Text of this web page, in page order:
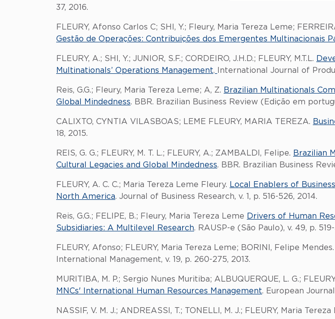
37, 2016.
FLEURY, Afonso Carlos C; SHI, Y.; Fleury, Maria Tereza Leme;
Gestão de Operações: Contribuições dos Emergentes Multinacionais
FLEURY, A.; SHI, Y.; JUNIOR, S.F.; CORDEIRO, J.H.D.; FLEURY, M.T.L.
Multinationals’ Operations Management. International Journal of
Reis, G.G.; Fleury, Maria Tereza Leme; A, Z. Brazilian Multinationals
Global Mindedness. BBR. Brazilian Business Review (Edição em
CALIXTO, CYNTIA VILASBOAS; LEME FLEURY, MARIA TEREZA.
18, 2015.
REIS, G. G.; FLEURY, M. T. L.; FLEURY, A.; ZAMBALDI, Felipe. Brazilian
Cultural Legacies and Global Mindedness. BBR. Brazilian Business
FLEURY, A. C. C.; Maria Tereza Leme Fleury. Local Enablers of
North America. Journal of Business Research, v. 1, p. 516-526, 2014.
Reis, G.G.; FELIPE, B.; Fleury, Maria Tereza Leme Drivers of Human
Subsidiaries: A Multilevel Research. RAUSP-e (São Paulo), v. 49, p.
FLEURY, Afonso; FLEURY, Maria Tereza Leme; BORINI, Felipe Mendes.
International Management, v. 19, p. 260-275, 2013.
MURITIBA, M. P.; Sergio Nunes Muritiba; ALBUQUERQUE, L. G.;
MNCs' International Human Resources Management. European
NASSIF, V. M. J.; ANDREASSI, T.; TONELLI, M. J.; FLEURY, Maria Tereza